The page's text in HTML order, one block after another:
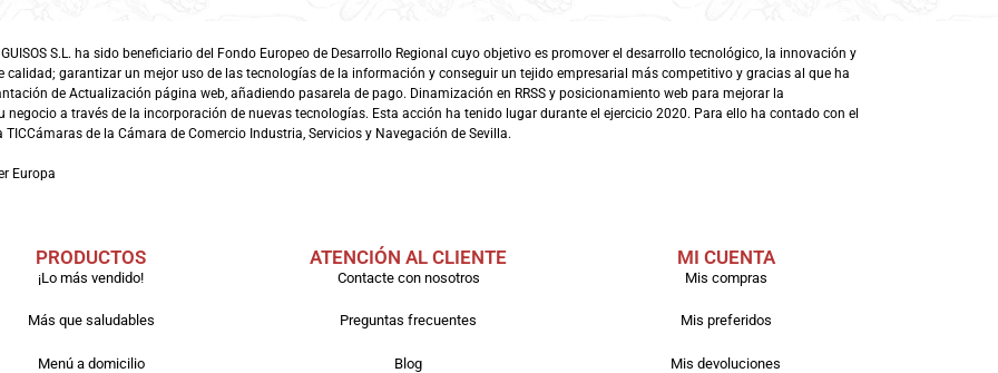
GUISOS S.L. ha sido beneficiario del Fondo Europeo de Desarrollo Regional cuyo objetivo es promover el desarrollo tecnológico, la innovación y
calidad; garantizar un mejor uso de las tecnologías de la información y conseguir un tejido empresarial más competitivo y gracias al que ha
de Actualización página web, añadiendo pasarela de pago. Dinamización en RRSS y posicionamiento web para mejorar la
negocio a través de la incorporación de nuevas tecnologías. Esta acción ha tenido lugar durante el ejercicio 2020. Para ello ha contado con el
de la Cámara de Comercio Industria, Servicios y Navegación de Sevilla.
Europa
PRODUCTOS
¡Lo más vendido!
Más que saludables
Menú a domicilio
ATENCIÓN AL CLIENTE
Contacte con nosotros
Preguntas frecuentes
Blog
MI CUENTA
Mis compras
Mis preferidos
Mis devoluciones